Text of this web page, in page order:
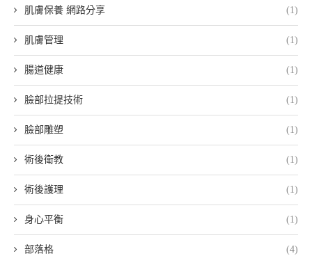
肌膚保養 網路分享 (1)
肌膚管理 (1)
腸道健康 (1)
臉部拉提技術 (1)
臉部雕塑 (1)
術後衛教 (1)
術後護理 (1)
身心平衡 (1)
部落格 (4)